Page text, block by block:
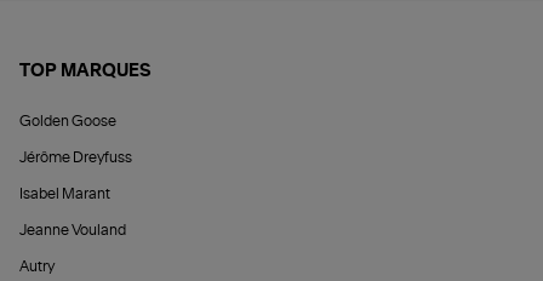
TOP MARQUES
Golden Goose
Jérôme Dreyfuss
Isabel Marant
Jeanne Vouland
Autry